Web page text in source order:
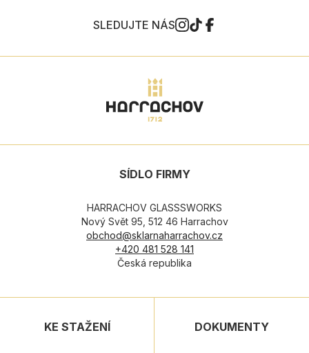
SLEDUJTE NÁS
SÍDLO FIRMY
HARRACHOV GLASSSWORKS
Nový Svět 95, 512 46 Harrachov
obchod@sklarnaharrachov.cz
+420 481 528 141
Česká republika
KE STAŽENÍ DOKUMENTY